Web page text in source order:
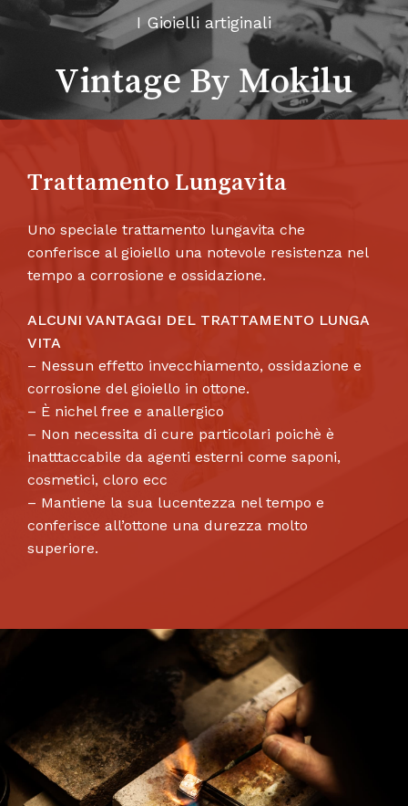
I Gioielli artiginali
Vintage By Mokilu
Trattamento Lungavita
Uno speciale trattamento lungavita che
conferisce al gioiello una notevole resistenza nel
tempo a corrosione e ossidazione.
ALCUNI VANTAGGI DEL TRATTAMENTO LUNGA
VITA
– Nessun effetto invecchiamento, ossidazione e
corrosione del gioiello in ottone.
– È nichel free e anallergico
– Non necessita di cure particolari poichè è
inatttaccabile da agenti esterni come saponi,
cosmetici, cloro ecc
– Mantiene la sua lucentezza nel tempo e
conferisce all’ottone una durezza molto
superiore.